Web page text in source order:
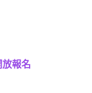
報名